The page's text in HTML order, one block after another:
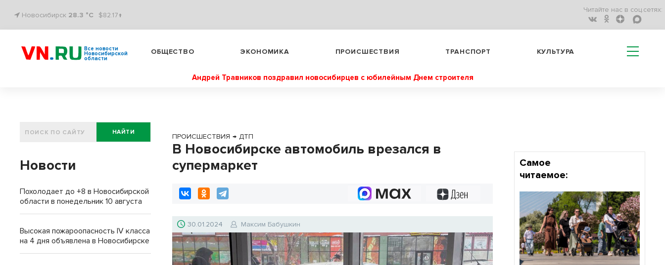
Новосибирск 28.3 °C $82.17↑
Читайте нас в соц.сетях:
Все новости
Новосибирской
области
ОБЩЕСТВО ЭКОНОМИКА ПРОИСШЕСТВИЯ ТРАНСПОРТ КУЛЬТУРА
Андрей Травников поздравил новосибирцев с юбилейным Днем строителя
ПРОИСШЕСТВИЯ → ДТП
В Новосибирске автомобиль врезался в
супермаркет
30.01.2024 Максим Бабушкин
НАЙТИ
Новости
Похолодает до +8 в Новосибирской
области в понедельник 10 августа
Высокая пожароопасность IV класса
на 4 дня объявлена в Новосибирске
Самое
читаемое: